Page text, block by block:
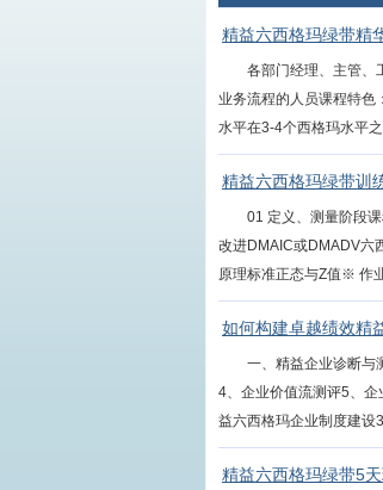
精益六西格玛绿带精
各部门经理、主管、
业务流程的人员课程特色
水平在3-4个西格玛水平
精益六西格玛绿带训
01 定义、测量阶段
改进DMAIC或DMADV六
原理标准正态与Z值※ 作
如何构建卓越绩效精
一、精益企业诊断与
4、企业价值流测评5、
益六西格玛企业制度建设
精益六西格玛绿带5